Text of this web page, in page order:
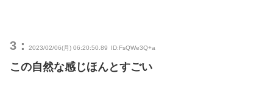
3： 2023/02/06(月) 06:20:50.89 ID:FsQWe3Q+a
この自然な感じほんとすごい